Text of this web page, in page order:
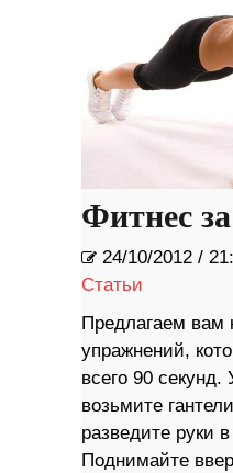
Фитнес
24/10/2012 /
Статьи
Предлагаем вам
упражнений,
всего 90 секунд.
возьмите
разведите руки
Поднимайте